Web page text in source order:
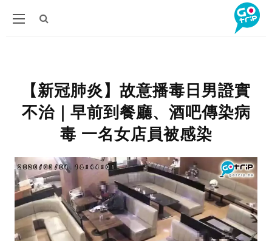
【新冠肺炎】故意播毒日男證實
不治｜早前到餐廳、酒吧傳染病
毒 一名女店員被感染